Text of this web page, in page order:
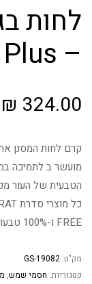
לחות
– Sun Barrier 50 Plus
324.00
₪
הטבעית של העור
FREE ו-100% טבעוניים.
מק"ט: GS-19082
קטגוריות: חסמי שמש,